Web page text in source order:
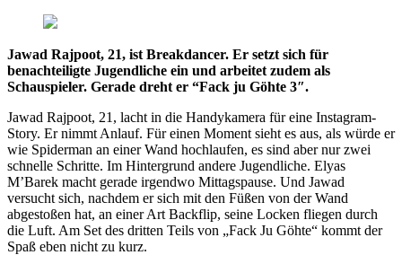
Jawad Rajpoot, 21, ist Breakdancer. Er setzt sich für
benachteiligte Jugendliche ein und arbeitet zudem als
Schauspieler. Gerade dreht er “Fack ju Göhte 3″.
Jawad Rajpoot, 21, lacht in die Handykamera für eine Instagram-
Story. Er nimmt Anlauf. Für einen Moment sieht es aus, als würde er
wie Spiderman an einer Wand hochlaufen, es sind aber nur zwei
schnelle Schritte. Im Hintergrund andere Jugendliche. Elyas
M’Barek macht gerade irgendwo Mittagspause. Und Jawad
versucht sich, nachdem er sich mit den Füßen von der Wand
abgestoßen hat, an einer Art Backflip, seine Locken fliegen durch
die Luft. Am Set des dritten Teils von „Fack Ju Göhte“ kommt der
Spaß eben nicht zu kurz.